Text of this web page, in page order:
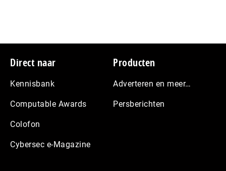
Footer
Direct naar
Kennisbank
Computable Awards
Colofon
Cybersec e-Magazine
Producten
Adverteren en meer…
Persberichten